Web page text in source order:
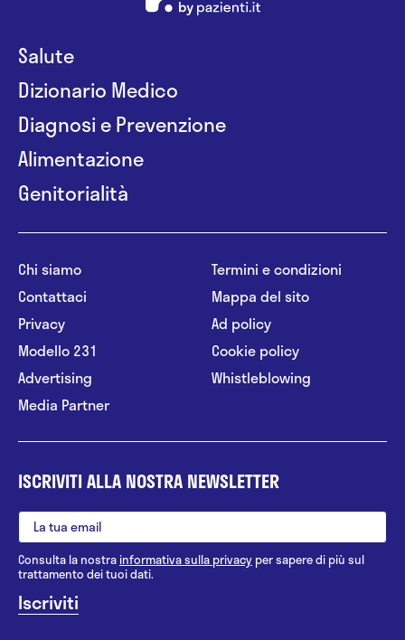
Salute
Dizionario Medico
Diagnosi e Prevenzione
Alimentazione
Genitorialità
Chi siamo
Contattaci
Privacy
Modello 231
Advertising
Media Partner
Termini e condizioni
Mappa del sito
Ad policy
Cookie policy
Whistleblowing
ISCRIVITI ALLA NOSTRA NEWSLETTER
Consulta la nostrainformativa sulla privacy per sapere di più sul
trattamento dei tuoi dati.